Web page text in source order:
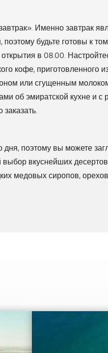
Именно завтрак
будьте готовы к
в 08.00.
кофе, приготовленного
или сгущенным
об эмиратской кухне и с
дня, поэтому вы можете
вкуснейших
медовых сиропов,